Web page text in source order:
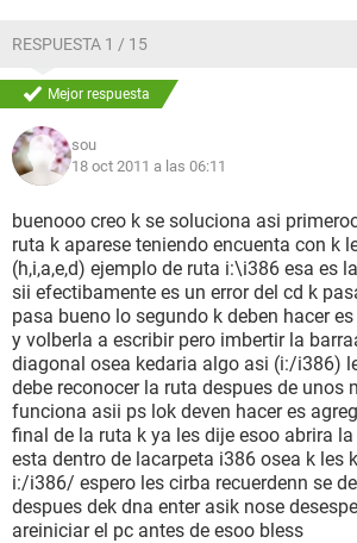
RESPUESTA 1 / 15
Mejor respuesta
sou
18 oct 2011 a las 06:11
buenooo creo k se soluciona asi
ruta k aparese teniendo encuenta con k
(h,i,a,e,d) ejemplo de ruta i:\i386 esa es
sii efectibamente es un error del cd k
pasa bueno lo segundo k deben hacer
y volberla a escribir pero imbertir la
diagonal osea kedaria algo asi (i:/i386)
debe reconocer la ruta despues de unos
funciona asii ps lok deven hacer es
final de la ruta k ya les dije esoo abrira
esta dentro de lacarpeta i386 osea k les
i:/i386/ espero les cirba recuerdenn se
despues dek dna enter asik nose
areiniciar el pc antes de esoo bless